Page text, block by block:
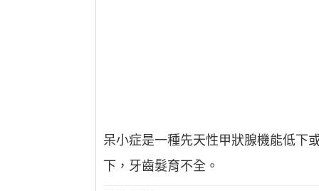
呆小症是一種先天性甲狀腺機能低下
下，牙齒髮育不全。